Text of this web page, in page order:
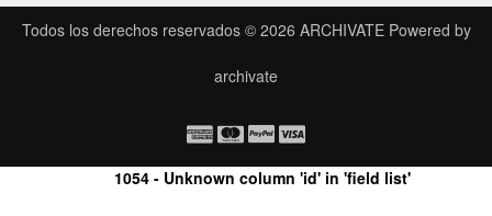
Todos los derechos reservados © 2026 ARCHIVATEPowered by
archivate
1054 - Unknown column 'id' in 'field list'